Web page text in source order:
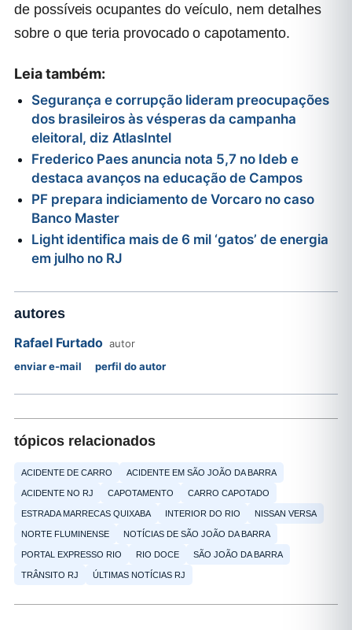
de possíveis ocupantes do veículo, nem detalhes
sobre o que teria provocado o capotamento.
Leia também:
Segurança e corrupção lideram preocupações
dos brasileiros às vésperas da campanha
eleitoral, diz AtlasIntel
Frederico Paes anuncia nota 5,7 no Ideb e
destaca avanços na educação de Campos
PF prepara indiciamento de Vorcaro no caso
Banco Master
Light identifica mais de 6 mil ‘gatos’ de energia
em julho no RJ
autores
Rafael Furtado autor
enviar e-mail
perfil do autor
tópicos relacionados
ACIDENTE DE CARRO ACIDENTE EM SÃO JOÃO DA BARRA
ACIDENTE NO RJ CAPOTAMENTO CARRO CAPOTADO
ESTRADA MARRECAS QUIXABA INTERIOR DO RIO NISSAN VERSA
NORTE FLUMINENSE NOTÍCIAS DE SÃO JOÃO DA BARRA
PORTAL EXPRESSO RIO RIO DOCE SÃO JOÃO DA BARRA
TRÂNSITO RJ ÚLTIMAS NOTÍCIAS RJ